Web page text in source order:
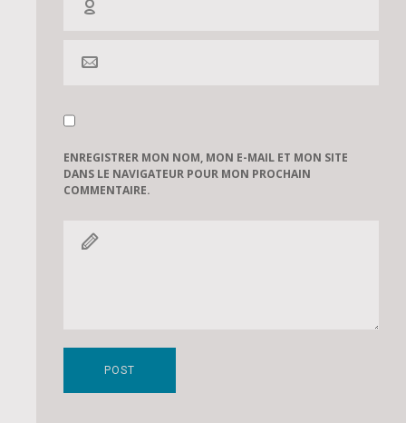
ENREGISTRER MON NOM, MON E-MAIL ET MON SITE
DANS LE NAVIGATEUR POUR MON PROCHAIN
COMMENTAIRE.